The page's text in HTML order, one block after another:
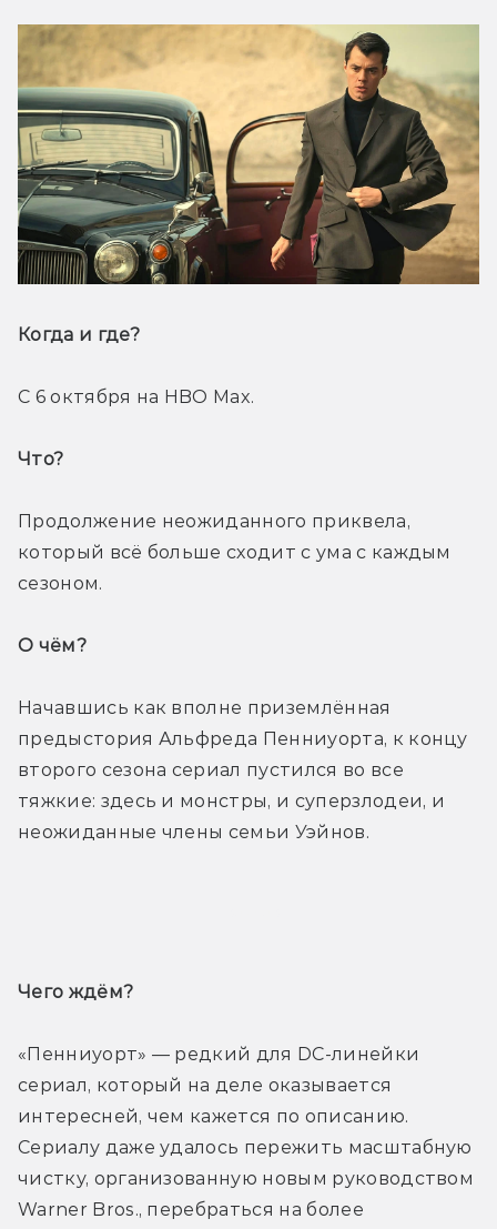
Когда и где?
С 6 октября на HBO Max.
Что?
Продолжение неожиданного приквела,
который всё больше сходит с ума с каждым
сезоном.
О чём?
Начавшись как вполне приземлённая
предыстория Альфреда Пенниуорта, к концу
второго сезона сериал пустился во все
тяжкие: здесь и монстры, и суперзлодеи, и
неожиданные члены семьи Уэйнов.
Чего ждём?
«Пенниуорт» — редкий для DC-линейки
сериал, который на деле оказывается
интересней, чем кажется по описанию.
Сериалу даже удалось пережить масштабную
чистку, организованную новым руководством
Warner Bros., перебраться на более